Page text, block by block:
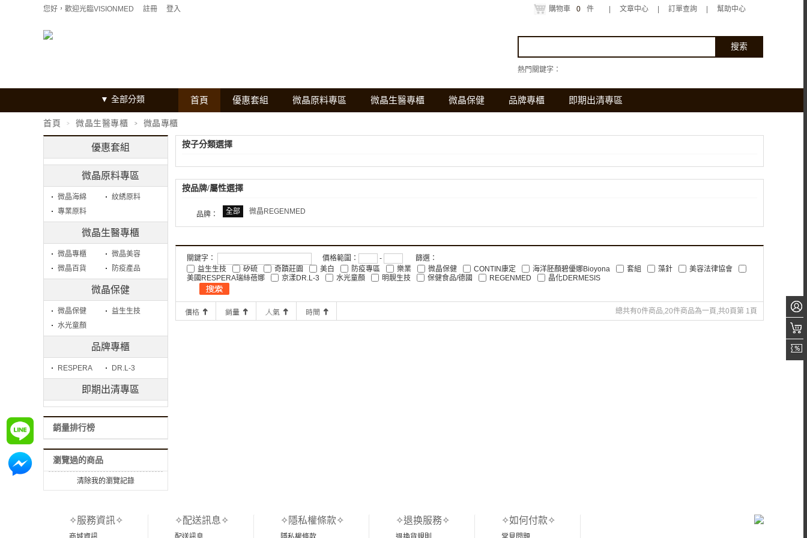
您好，歡迎光臨VISIONMED 註冊 登入 購物車 0 件 文章中心 訂單查詢 幫助中心
熱門關鍵字：
全部分類 首頁 優惠套組 微晶原料專區 微晶生醫專櫃 微晶保健 品牌專櫃 即期出清專區
首頁 微晶生醫專櫃 微晶專櫃
優惠套組
微晶原料專區
微晶海綿
紋綉原料
專業原料
微晶生醫專櫃
微晶專櫃
微晶美容
微晶百貨
防疫產品
微晶保健
微晶保健
益生生技
水光童顏
品牌專櫃
RESPERA DR.L-3
即期出清專區
銷量排行榜
瀏覽過的商品
清除我的瀏覽記錄
按子分類選擇
按品牌/屬性選擇
品牌： 全部 微晶REGENMED
關鍵字： 價格範圍： -
篩選：
益生生技
矽硫 奇蹟莊園 美白 防疫專區 樂業 微晶保健 CONTIN康定 海洋胚顏碧優娜Bioyona 套組 藻針
美容法律協會
美國RESPERA瑞絲蓓娜
京漾DR.L-3 水光童顏 明靚生技 保健食品/德國 REGENMED 晶化DERMESIS
總共有0件商品,20件商品為一頁,共0頁第 1頁
✧服務資訊✧ ✧配送訊息✧ ✧隱私權條款✧ ✧退换服務✧ ✧如何付款✧